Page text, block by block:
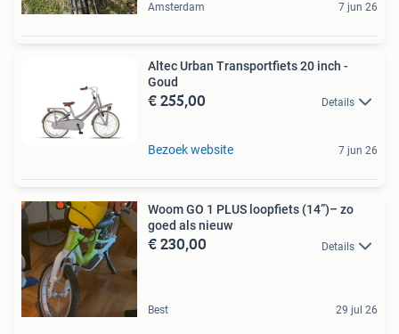
Amsterdam 7 jun 26
Altec Urban Transportfiets 20 inch -
Goud
€ 255,00 Details
Bezoek website 7 jun 26
Woom GO 1 PLUS loopfiets (14”)– zo
goed als nieuw
€ 230,00 Details
Best 29 jul 26